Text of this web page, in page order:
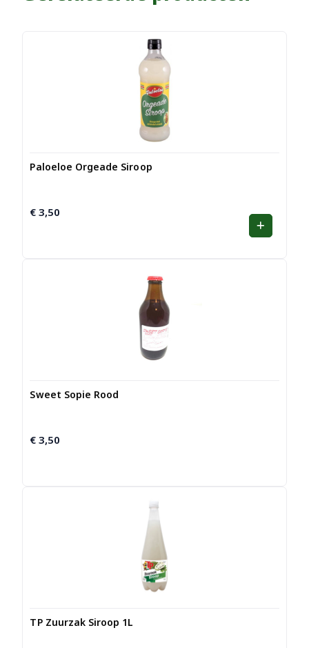
Paloeloe Orgeade Siroop
€ 3,50
Sweet Sopie Rood
€ 3,50
TP Zuurzak Siroop 1L